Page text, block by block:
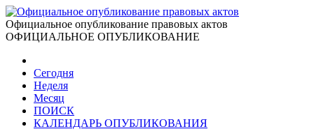
Официальное опубликование правовых актов
ОФИЦИАЛЬНОЕ ОПУБЛИКОВАНИЕ
Сегодня
Неделя
Месяц
ПОИСК
КАЛЕНДАРЬ ОПУБЛИКОВАНИЯ